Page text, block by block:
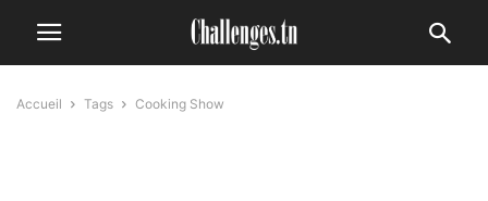
Accueil Tags Cooking Show